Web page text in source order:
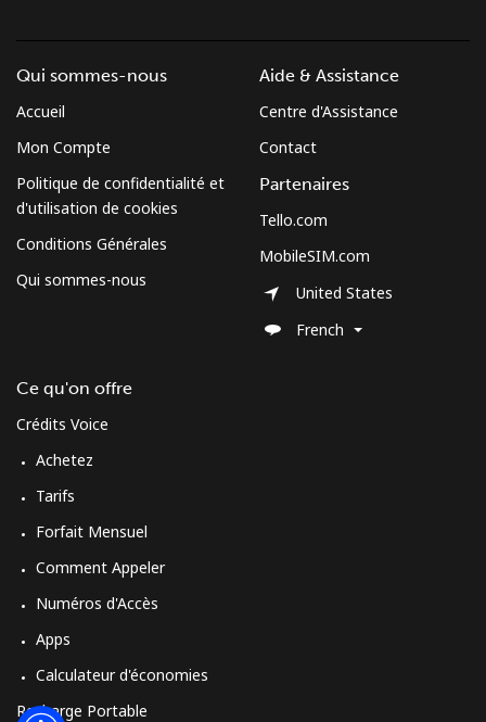
Qui sommes-nous
Accueil
Mon Compte
Politique de confidentialité et
d'utilisation de cookies
Conditions Générales
Qui sommes-nous
Ce qu'on offre
Crédits Voice
Achetez
Tarifs
Forfait Mensuel
Comment Appeler
Numéros d'Accès
Apps
Calculateur d'économies
Recharge Portable
Aide & Assistance
Centre d'Assistance
Contact
Partenaires
Tello.com
MobileSIM.com
United States
French